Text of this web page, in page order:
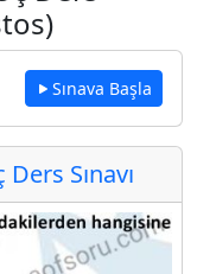
Sınava Başla
Sınavı